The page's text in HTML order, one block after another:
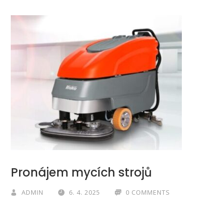
Pronájem mycích strojů
ADMIN 6. 4. 2025 0 COMMENTS